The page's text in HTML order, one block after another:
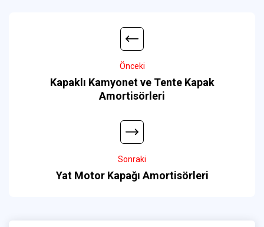
Önceki
Kapaklı Kamyonet ve Tente Kapak
Amortisörleri
Sonraki
Yat Motor Kapağı Amortisörleri